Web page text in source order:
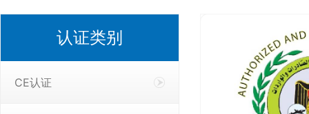
认证类别
CE认证